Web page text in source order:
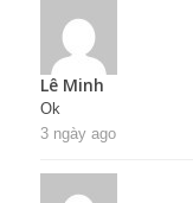
Lê Minh
Ok
3 ngày ago